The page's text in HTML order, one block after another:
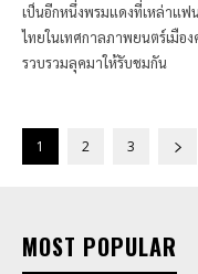
เป็นอีกหนึ่งพรมแดงที่เหล่าแ
ไทยในเทศกาลภาพยนตร์เมือ
รวบรวมลุคมาให้รับชมกัน
1 2 3
MOST POPULAR